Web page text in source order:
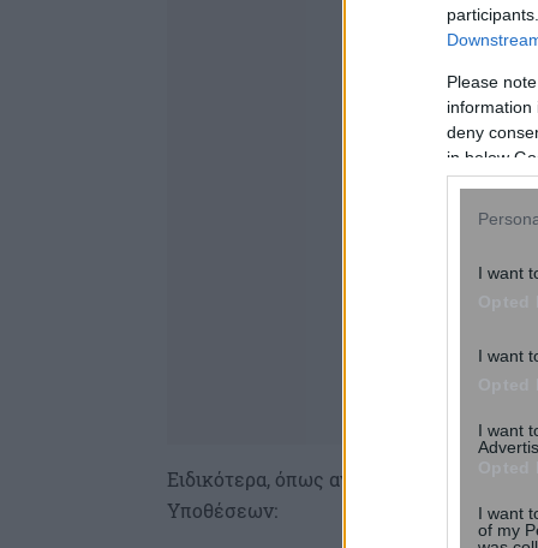
Please
information
deny
in below
I want
I want
I want
I want
of my
Ειδικότερα, όπως αναφέρεται σε
Υποθέσεων: